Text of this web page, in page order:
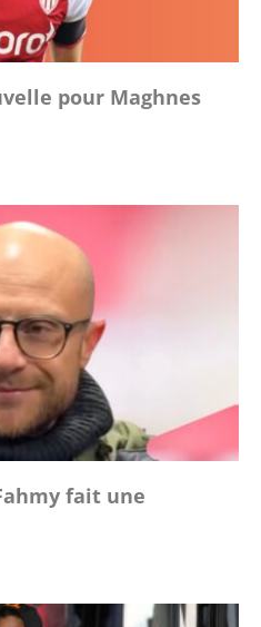
pour Maghnes
fait une